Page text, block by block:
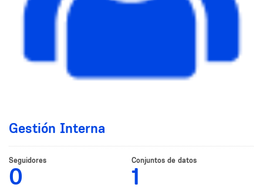
Gestión Interna
Seguidores
0
Conjuntos de datos
1